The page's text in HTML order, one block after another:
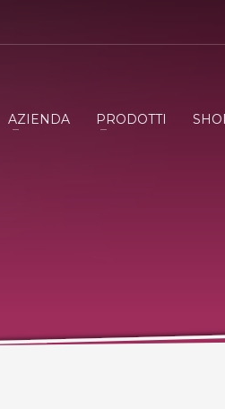
AZIENDA PRODOTTI